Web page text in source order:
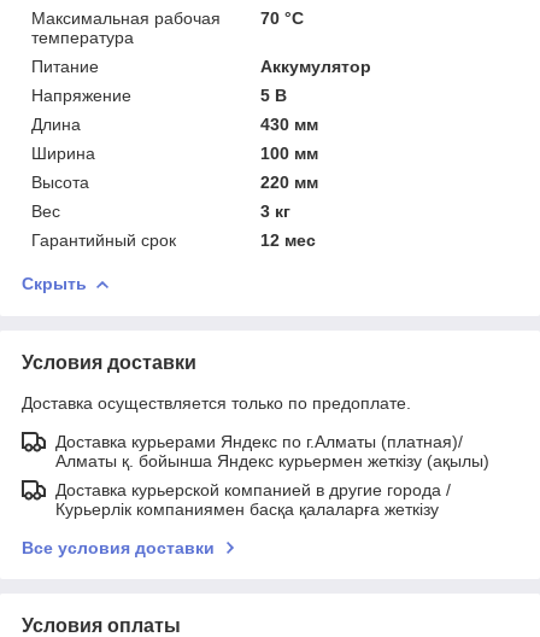
Максимальная рабочая
температура
70 °С
Питание
Аккумулятор
Напряжение
5 В
Длина
430 мм
Ширина
100 мм
Высота
220 мм
Вес
3 кг
Гарантийный срок
12 мес
Скрыть
Условия доставки
Доставка осуществляется только по предоплате.
Доставка курьерами Яндекс по г.Алматы (платная)/
Алматы қ. бойынша Яндекс курьермен жеткізу (ақылы)
Доставка курьерской компанией в другие города /
Курьерлік компаниямен басқа қалаларға жеткізу
Все условия доставки
Условия оплаты